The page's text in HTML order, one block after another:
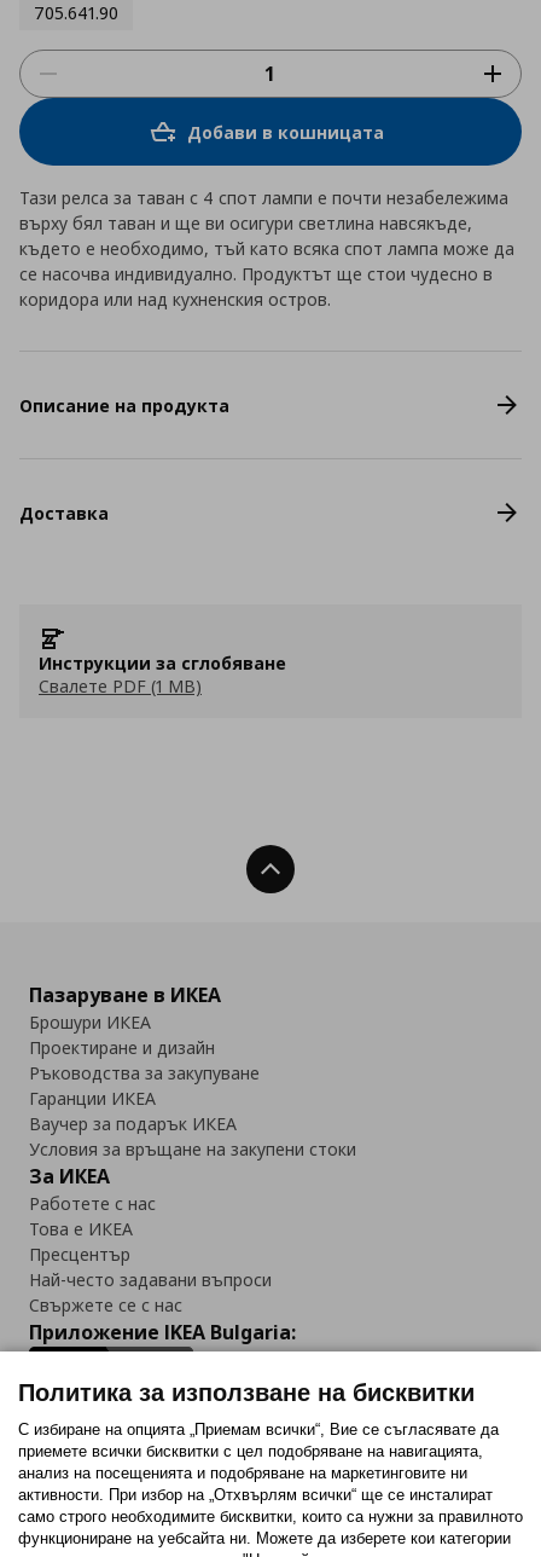
705.641.90
Добави в кошницата
Тази релса за таван с 4 спот лампи е почти незабележима
върху бял таван и ще ви осигури светлина навсякъде,
където е необходимо, тъй като всяка спот лампа може да
се насочва индивидуално. Продуктът ще стои чудесно в
коридора или над кухненския остров.
Описание на продукта
Доставка
Инструкции за сглобяване
Свалете PDF (1 MB)
Нагоре
Пазаруване в ИКЕА
Брошури ИКЕА
Проектиране и дизайн
Ръководства за закупуване
Гаранции ИКЕА
Ваучер за подарък ИКЕА
Условия за връщане на закупени стоки
За ИКЕА
Работете с нас
Това е ИКЕА
Пресцентър
Най-често задавани въпроси
Свържете се с нас
Приложение IKEA Bulgaria:
Последвайте ни:
FacebookTwitterYoutubePinterestInstagram
Политика за използване на бисквитки
С избиране на опцията „Приемам всички“, Вие се съгласявате да
приемете всички бисквитки с цел подобряване на навигацията,
анализ на посещенията и подобряване на маркетинговите ни
активности. При избор на „Отхвърлям всички“ ще се инсталират
само строго необходимитe бисквитки, които са нужни за правилното
функциониране на уебсайта ни. Можете да изберете кои категории